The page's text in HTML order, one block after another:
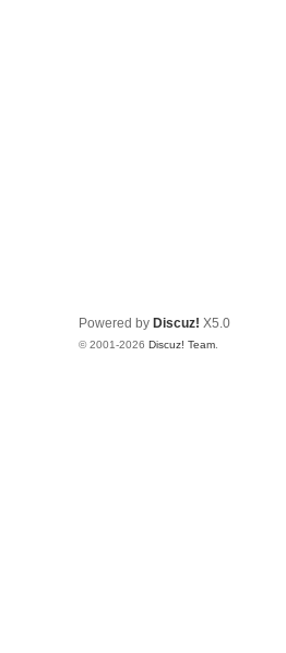
Powered by Discuz! X5.0
© 2001-2026 Discuz! Team